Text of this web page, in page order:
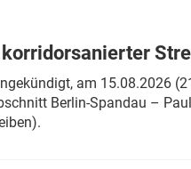
am 15.08.2026
Berlin-Spandau –